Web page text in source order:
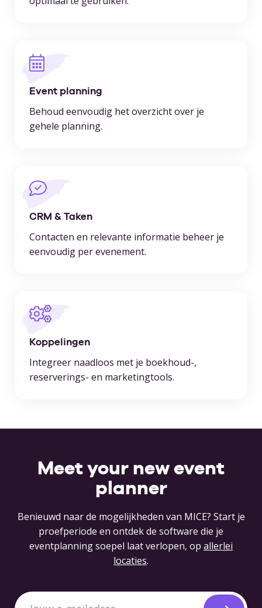
Event planning
Behoud eenvoudig het overzicht over je
gehele planning.
CRM & Taken
Contacten en relevante informatie beheer je
eenvoudig per evenement.
Koppelingen
Integreer naadloos met je boekhoud-,
reserverings- en marketingtools.
Meet your new event
planner
Benieuwd naar de mogelijkheden van MICE? Start je
proefperiode en ontdek de software die je
eventplanning soepel laat verlopen, op allerlei
locaties.